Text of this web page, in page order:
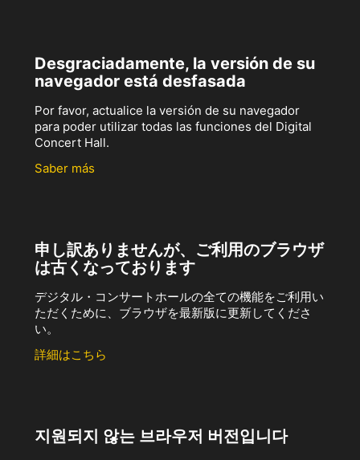
Desgraciadamente, la versión de su
navegador está desfasada
Por favor, actualice la versión de su navegador
para poder utilizar todas las funciones del Digital
Concert Hall.
Saber más
申し訳ありませんが、ご利用のブラウザ
は古くなっております
デジタル・コンサートホールの全ての機能をご利用い
ただくために、ブラウザを最新版に更新してくださ
い。
詳細はこちら
지원되지 않는 브라우저 버전입니다